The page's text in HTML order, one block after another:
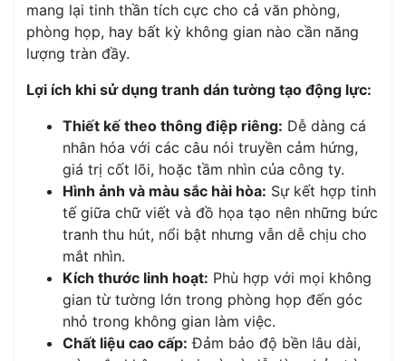
mang lại tinh thần tích cực cho cả văn phòng,
phòng họp, hay bất kỳ không gian nào cần năng
lượng tràn đầy.
Lợi ích khi sử dụng tranh dán tường tạo động lực:
Thiết kế theo thông điệp riêng: Dễ dàng cá
nhân hóa với các câu nói truyền cảm hứng,
giá trị cốt lõi, hoặc tầm nhìn của công ty.
Hình ảnh và màu sắc hài hòa: Sự kết hợp tinh
tế giữa chữ viết và đồ họa tạo nên những bức
tranh thu hút, nổi bật nhưng vẫn dễ chịu cho
mắt nhìn.
Kích thước linh hoạt: Phù hợp với mọi không
gian từ tường lớn trong phòng họp đến góc
nhỏ trong không gian làm việc.
Chất liệu cao cấp: Đảm bảo độ bền lâu dài,